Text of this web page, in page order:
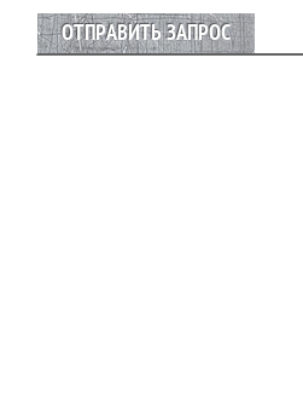
ОТПРАВИТЬ ЗАПРОС